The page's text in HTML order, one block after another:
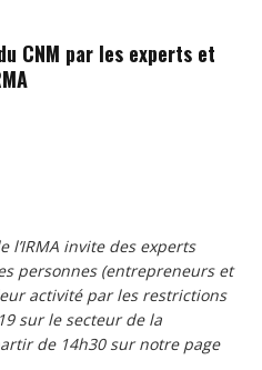
CNM par les experts et
l’IRMA invite des experts
personnes (entrepreneurs et
activité par les restrictions
sur le secteur de la
de 14h30 sur notre page